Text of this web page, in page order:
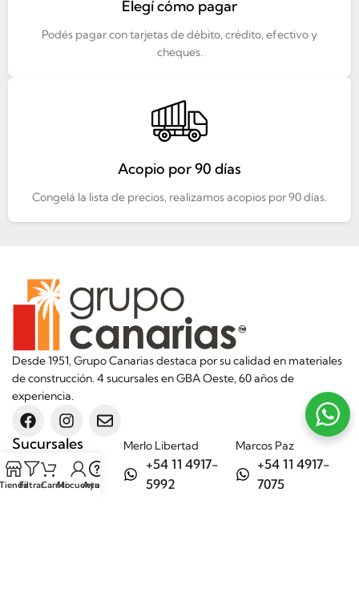
Elegí cómo pagar
Podés pagar con tarjetas de débito, crédito, efectivo y
cheques.
Acopio por 90 días
Congelá la lista de precios, realizamos acopios por 90 días.
Desde 1951, Grupo Canarias destaca por su calidad en materiales
de construcción. 4 sucursales en GBA Oeste, 60 años de
experiencia.
Sucursales Merlo Libertad
+54 11 4917-
5992
Marcos Paz
+54 11 4917-
7075
FiltrarCarritoMi cuenta
Ayuda